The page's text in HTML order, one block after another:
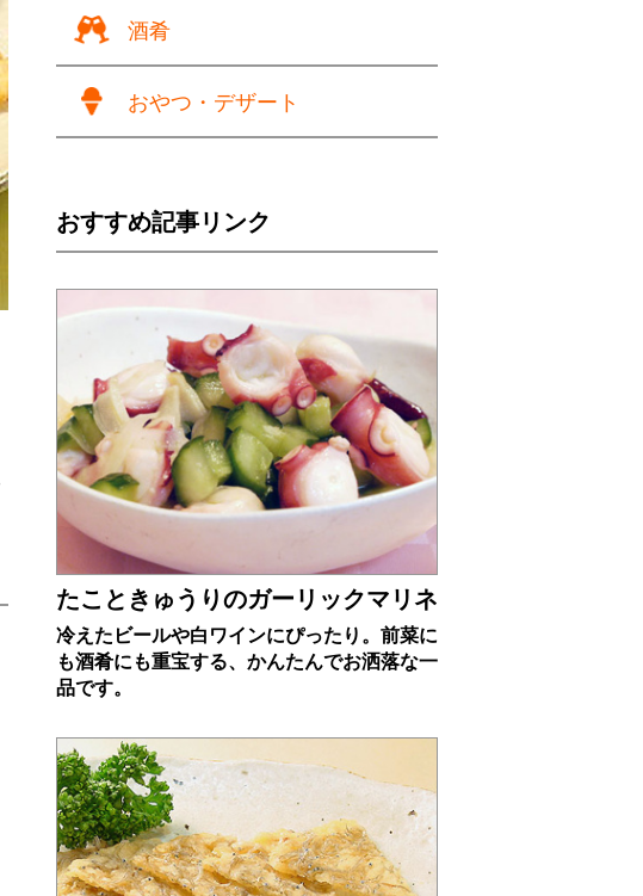
酒肴
おやつ・デザート
おすすめ記事リンク
たこときゅうりのガーリックマリネ
冷えたビールや白ワインにぴったり。前菜に
も酒肴にも重宝する、かんたんでお洒落な一
品です。